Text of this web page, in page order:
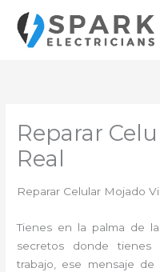
contenido
Reparar
Real
Reparar Celular Mojado
Tienes en la palma de
secretos donde tienes
trabajo, ese mensaje